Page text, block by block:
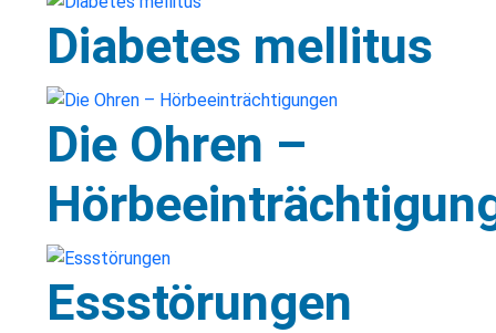
Diabetes mellitus
Die Ohren –
Essstörungen